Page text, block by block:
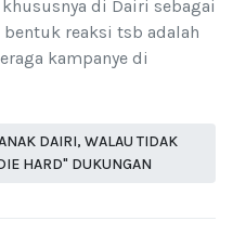
di Dairi sebagai
bentuk reaksi tsb adalah
kampanye di
DAIRI, WALAU TIDAK
HARD" DUKUNGAN